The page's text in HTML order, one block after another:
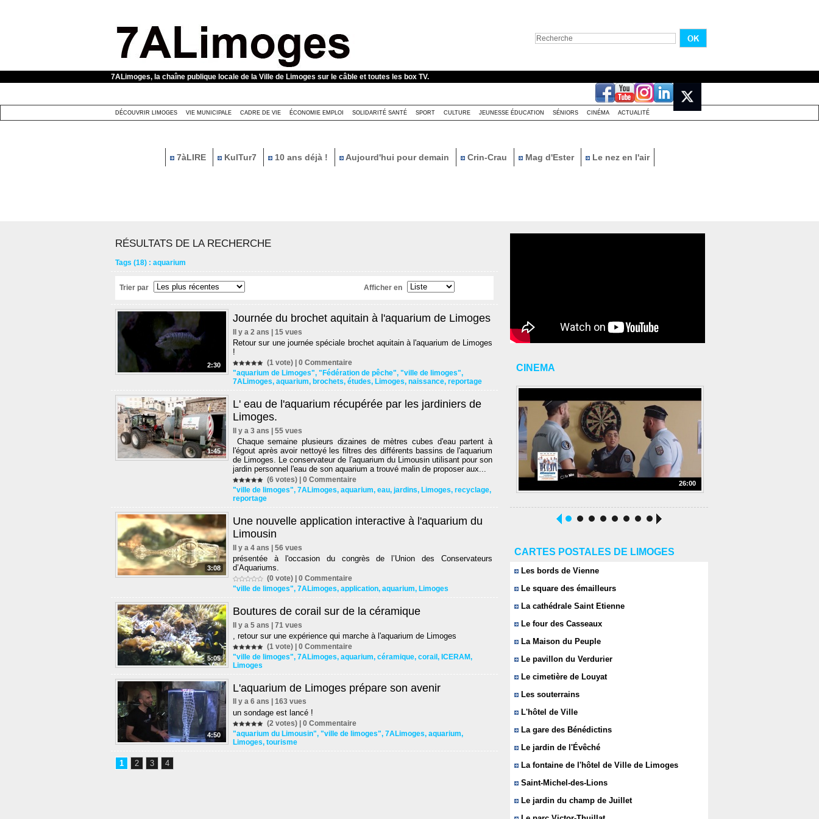
7ALimoges, la chaîne publique locale de la Ville de Limoges sur le câble et toutes les box TV.
DÉCOUVRIR LIMOGES VIE MUNICIPALE CADRE DE VIE ÉCONOMIE EMPLOI SOLIDARITÉ SANTÉ SPORT CULTURE JEUNESSE ÉDUCATION SÉNIORS CINÉMA ACTUALITÉ
7àLIRE KulTur7 10 ans déjà ! Aujourd'hui pour demain Crin-Crau Mag d'Ester Le nez en l'air
RÉSULTATS DE LA RECHERCHE
Tags (18) : aquarium
Trier par Afficher en
2:30
Journée du brochet aquitain à l'aquarium de Limoges
Il y a 2 ans | 15 vues
Retour sur une journée spéciale brochet aquitain à l'aquarium de Limoges
!
(1 vote) | 0 Commentaire
"aquarium de Limoges", "Fédération de pêche", "ville de limoges",
7ALimoges, aquarium, brochets, études, Limoges, naissance, reportage
1:45
L' eau de l'aquarium récupérée par les jardiniers de
Limoges.
Il y a 3 ans | 55 vues
Chaque semaine plusieurs dizaines de mètres cubes d'eau partent à
l'égout après avoir nettoyé les filtres des différents bassins de l'aquarium
de Limoges. Le conservateur de l'aquarium du Limousin utilisant pour son
jardin personnel l'eau de son aquarium a trouvé malin de proposer aux...
(6 votes) | 0 Commentaire
"ville de limoges", 7ALimoges, aquarium, eau, jardins, Limoges, recyclage,
reportage
3:08
Une nouvelle application interactive à l'aquarium du
Limousin
Il y a 4 ans | 56 vues
présentée à l'occasion du congrès de l’Union des Conservateurs
d’Aquariums.
(0 vote) | 0 Commentaire
"ville de limoges", 7ALimoges, application, aquarium, Limoges
5:05
Boutures de corail sur de la céramique
Il y a 5 ans | 71 vues
, retour sur une expérience qui marche à l'aquarium de Limoges
(1 vote) | 0 Commentaire
"ville de limoges", 7ALimoges, aquarium, céramique, corail , ICERAM,
Limoges
4:50
L'aquarium de Limoges prépare son avenir
Il y a 6 ans | 163 vues
un sondage est lancé !
(2 votes) | 0 Commentaire
"aquarium du Limousin", "ville de limoges", 7ALimoges, aquarium,
Limoges, tourisme
1 2 3 4
CINEMA
26:00
CARTES POSTALES DE LIMOGES
Les bords de Vienne
Le square des émailleurs
La cathédrale Saint Etienne
Le four des Casseaux
La Maison du Peuple
Le pavillon du Verdurier
Le cimetière de Louyat
Les souterrains
L'hôtel de Ville
La gare des Bénédictins
Le jardin de l'Évêché
La fontaine de l'hôtel de Ville de Limoges
Saint-Michel-des-Lions
Le jardin du champ de Juillet